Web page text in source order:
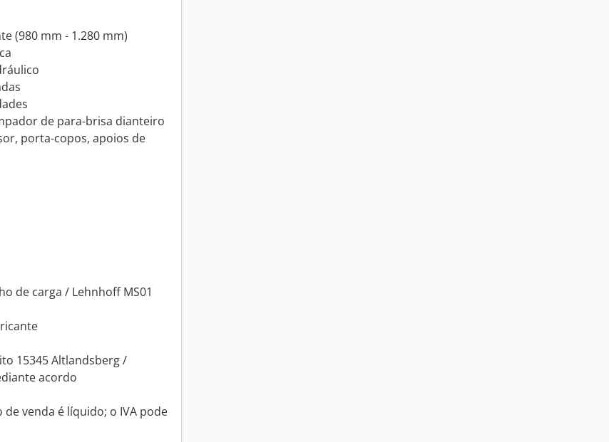
(980 mm - 1.280 mm)
de para-brisa dianteiro
porta-copos, apoios de
de carga / Lehnhoff MS01
15345 Altlandsberg /
acordo
venda é líquido; o IVA pode